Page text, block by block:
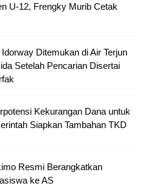
U-12, Frengky Murib Cetak
Ditemukan di Air Terjun
Setelah Pencarian Disertai
Kekurangan Dana untuk
Siapkan Tambahan TKD
Resmi Berangkatkan
ke AS